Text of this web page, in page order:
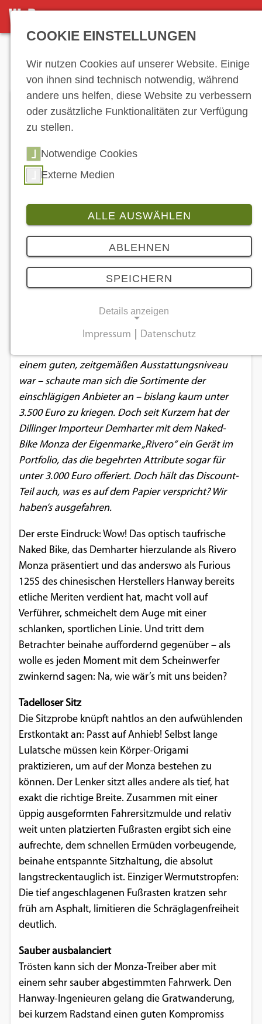
DETAILSEITE
Testride 7 Bilder
Rivero Monza 125: Verführung zum
Discounttarif
08.08.2019
Eine starke, das Leistungslimit von 11 kW
einem guten, zeitgemäßen Ausstattungsniveau
war – schaute man sich die Sortimente der
einschlägigen Anbieter an – bislang kaum unter
3.500 Euro zu kriegen. Doch seit Kurzem hat der
Dillinger Importeur Demharter mit dem Naked-
Bike Monza der Eigenmarke „Rivero“ ein Gerät im
Portfolio, das die begehrten Attribute sogar für
unter 3.000 Euro offeriert. Doch hält das Discount-
Teil auch, was es auf dem Papier verspricht? Wir
haben’s ausgefahren.
Der erste Eindruck: Wow! Das optisch taufrische
Naked Bike, das Demharter hierzulande als Rivero
Monza präsentiert und das anderswo als Furious
125S des chinesischen Herstellers Hanway bereits
etliche Meriten verdient hat, macht voll auf
Verführer, schmeichelt dem Auge mit einer
schlanken, sportlichen Linie. Und tritt dem
Betrachter beinahe auffordernd gegenüber – als
wolle es jeden Moment mit dem Scheinwerfer
zwinkernd sagen: Na, wie wär’s mit uns beiden?
Tadelloser Sitz
Die Sitzprobe knüpft nahtlos an den aufwühlenden
Erstkontakt an: Passt auf Anhieb! Selbst lange
Lulatsche müssen kein Körper-Origami
praktizieren, um auf der Monza bestehen zu
können. Der Lenker sitzt alles andere als tief, hat
exakt die richtige Breite. Zusammen mit einer
üppig ausgeformten Fahrersitzmulde und relativ
weit unten platzierten Fußrasten ergibt sich eine
aufrechte, dem schnellen Ermüden vorbeugende,
beinahe entspannte Sitzhaltung, die absolut
langstreckentauglich ist. Einziger Wermutstropfen:
Die tief angeschlagenen Fußrasten kratzen sehr
früh am Asphalt, limitieren die Schräglagenfreiheit
deutlich.
Sauber ausbalanciert
Trösten kann sich der Monza-Treiber aber mit
einem sehr sauber abgestimmten Fahrwerk. Den
Hanway-Ingenieuren gelang die Gratwanderung,
bei kurzem Radstand einen guten Kompromiss
COOKIE EINSTELLUNGEN
Wir nutzen Cookies auf unserer Website. Einige
von ihnen sind technisch notwendig, während
andere uns helfen, diese Website zu verbessern
oder zusätzliche Funktionalitäten zur Verfügung
zu stellen.
Notwendige Cookies
Externe Medien
ALLE AUSWÄHLEN
ABLEHNEN
SPEICHERN
Details anzeigen
Notwendige Cookies ermöglichen
grundlegende Funktionen und sind für die
einwandfreie Funktion der Website
erforderlich.
Einverständnis-Cookie
Name:
cookie_consent
Zweck:
Einverständnis-Optionen des Benutzers
Cookie Laufzeit:
1 Jahr
EXTERNE MEDIEN
Um Inhalte von Videoplattformen und
Social Media Plattformen anzeigen zu
können, werden von diesen externen
Medien Cookies gesetzt.
YouTube
Vimeo
Google Maps
Anbieter:
Google
Impressum Datenschutz